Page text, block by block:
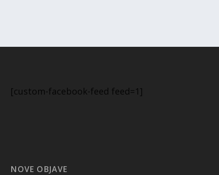
[custom-facebook-feed feed=1]
NOVE OBJAVE